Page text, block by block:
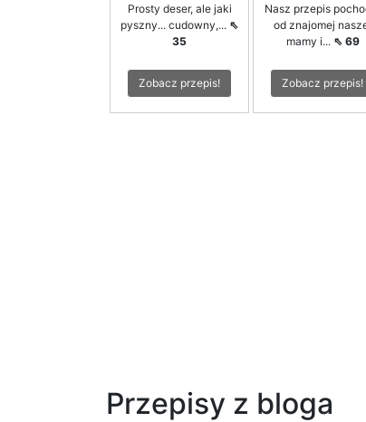
Prosty deser, ale jaki
pyszny... cudowny,... ⇖
35
Zobacz przepis!
Nasz przepis
od znajomej
mamy i... ⇖ 69
Zobacz przepis!
Przepisy z bloga